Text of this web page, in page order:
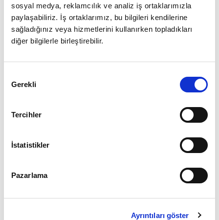
sosyal medya, reklamcılık ve analiz iş ortaklarımızla
paylaşabiliriz. İş ortaklarımız, bu bilgileri kendilerine
sağladığınız veya hizmetlerini kullanırken topladıkları
diğer bilgilerle birleştirebilir.
Seçimi
Gerekli
Tercihler
İstatistikler
Pazarlama
Ayrıntıları göster
Şifrenizi mi unuttunuz ?